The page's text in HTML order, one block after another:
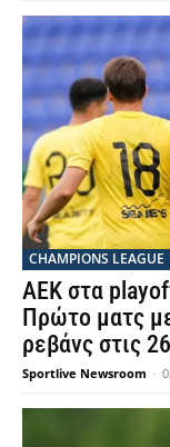
CHAMPIONS LEAGUE
ΑΕΚ στα
Πρώτο ματς
ρεβάνς στις
Sportlive Newsroom -